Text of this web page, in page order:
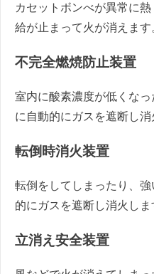
カセットボンべが異常に
給が止まって火が消えます
不完全燃焼防止装置
室内に酸素濃度が低くな
に自動的にガスを遮断し消
転倒時消火装置
転倒をしてしまったり、
的にガスを遮断し消火しま
立消え安全装置